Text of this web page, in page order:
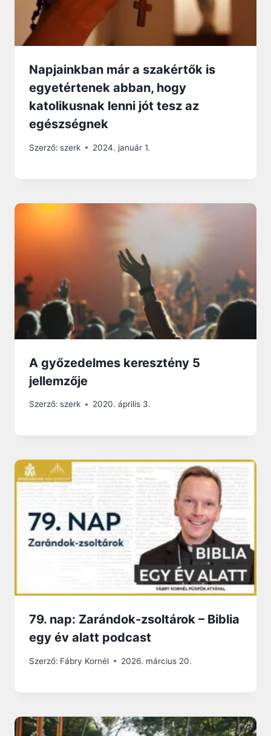
Napjainkban már a szakértők is
egyetértenek abban, hogy
katolikusnak lenni jót tesz az
egészségnek
Szerző: szerk 2024. január 1.
A győzedelmes keresztény 5
jellemzője
Szerző: szerk 2020. április 3.
79. nap: Zarándok-zsoltárok – Biblia
egy év alatt podcast
Szerző: Fábry Kornél 2026. március 20.